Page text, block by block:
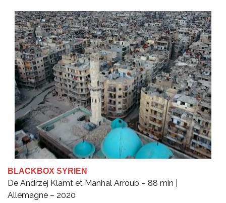
BLACKBOX SYRIEN
De Andrzej Klamt et Manhal Arroub – 88 min |
Allemagne – 2020